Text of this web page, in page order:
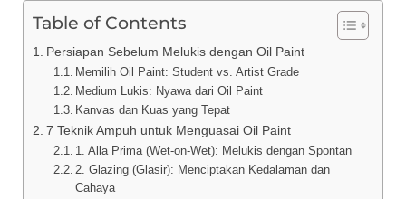
Table of Contents
Persiapan Sebelum Melukis dengan Oil Paint
Memilih Oil Paint: Student vs. Artist Grade
Medium Lukis: Nyawa dari Oil Paint
Kanvas dan Kuas yang Tepat
7 Teknik Ampuh untuk Menguasai Oil Paint
1. Alla Prima (Wet-on-Wet): Melukis dengan Spontan
2. Glazing (Glasir): Menciptakan Kedalaman dan
Cahaya